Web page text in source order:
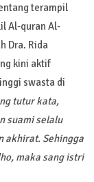
terampil
Al-quran Al-
Dra. Rida
kini aktif
swasta di
tutur kata,
suami selalu
akhirat. Sehingga
maka sang istri